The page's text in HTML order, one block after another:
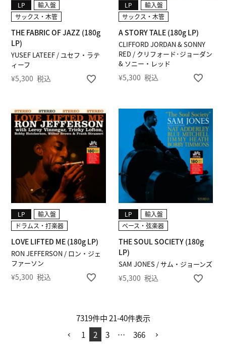
YUSEF LATEEF / ユセフ・ラテ
ィーフ
THE FABRIC OF JAZZ (180g
LP)
LP
輸入盤
サックス・木管
¥5,300 税込
CLIFFORD JORDAN & SONNY
RED / クリフォード･ジョーダン
& ソニー・レッド
A STORY TALE (180g LP)
LP
輸入盤
サックス・木管
¥5,300 税込
RON JEFFERSON / ロン・ジェ
ファーソン
LOVE LIFTED ME (180g LP)
LP
輸入盤
ドラムス・打楽器
¥5,300 税込
SAM JONES / サム・ジョーンズ
THE SOUL SOCIETY (180g
LP)
LP
輸入盤
ベース・弦楽器
¥5,300 税込
7319件中21-40件表示
1
2 3 … 366